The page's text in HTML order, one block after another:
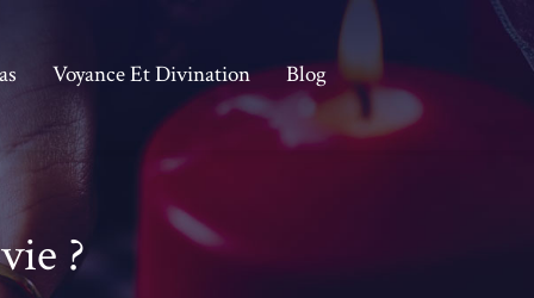
Voyance Et Divination Blog
?